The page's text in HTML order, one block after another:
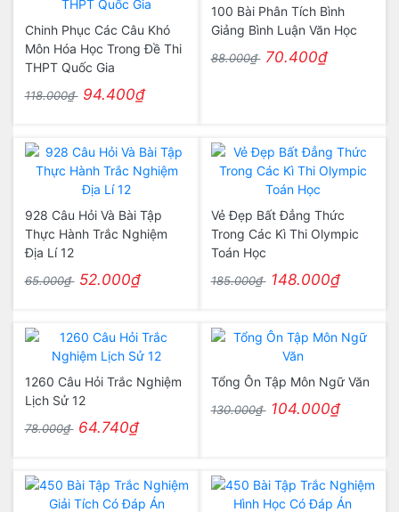
Chinh Phục Các Câu Khó
Môn Hóa Học Trong Đề Thi
THPT Quốc Gia
118.000₫ 94.400₫
100 Bài Phân Tích Bình
Giảng Bình Luận Văn Học
88.000₫ 70.400₫
928 Câu Hỏi Và Bài Tập
Thực Hành Trắc Nghiệm
Địa Lí 12
65.000₫ 52.000₫
Vẻ Đẹp Bất Đẳng Thức
Trong Các Kì Thi Olympic
Toán Học
185.000₫ 148.000₫
1260 Câu Hỏi Trắc Nghiệm
Lịch Sử 12
78.000₫ 64.740₫
Tổng Ôn Tập Môn Ngữ Văn
130.000₫ 104.000₫